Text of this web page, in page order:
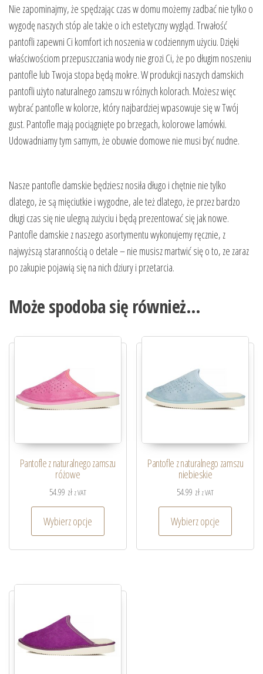
Nie zapominajmy, że spędzając czas w domu możemy zadbać nie tylko o
wygodę naszych stóp ale także o ich estetyczny wygląd. Trwałość
pantofli zapewni Ci komfort ich noszenia w codziennym użyciu. Dzięki
właściwościom przepuszczania wody nie grozi Ci, że po długim noszeniu
pantofle lub Twoja stopa będą mokre. W produkcji naszych damskich
pantofli użyto naturalnego zamszu w różnych kolorach. Możesz więc
wybrać pantofle w kolorze, który najbardziej wpasowuje się w Twój
gust. Pantofle mają pociągnięte po brzegach, kolorowe lamówki.
Udowadniamy tym samym, że obuwie domowe nie musi być nudne.
Nasze pantofle damskie będziesz nosiła długo i chętnie nie tylko
dlatego, że są mięciutkie i wygodne, ale też dlatego, że przez bardzo
długi czas się nie ulegną zużyciu i będą prezentować się jak nowe.
Pantofle damskie z naszego asortymentu wykonujemy ręcznie, z
najwyższą starannością o detale – nie musisz martwić się o to, ze zaraz
po zakupie pojawią się na nich dziury i przetarcia.
Może spodoba się również…
Pantofle z naturalnego zamszu
różowe
54.99 zł z VAT
Wybierz opcje
Pantofle z naturalnego zamszu
niebieskie
54.99 zł z VAT
Wybierz opcje